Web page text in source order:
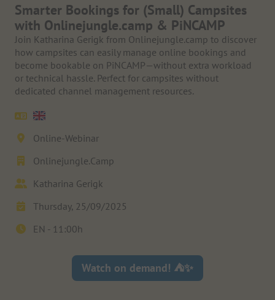
Smarter Bookings for (Small) Campsites
with Onlinejungle.camp & PiNCAMP
Join Katharina Gerigk from Onlinejungle.camp to discover
how campsites can easily manage online bookings and
become bookable on PiNCAMP—without extra workload
or technical hassle. Perfect for campsites without
dedicated channel management resources.
Online-Webinar
Onlinejungle.Camp
Katharina Gerigk
Thursday, 25/09/2025
EN - 11:00h
Watch on demand! ⛺✨